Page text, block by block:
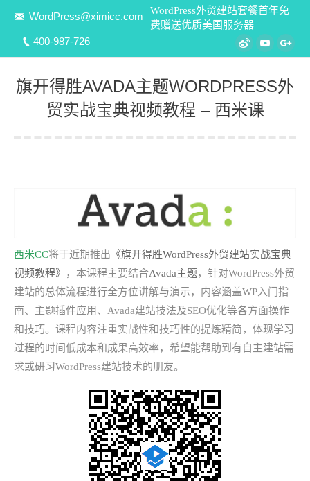
WordPress@ximicc.com
400-987-726
WordPress外贸建站套餐首年免
费赠送优质美国服务器
WeiboYouTube
旗开得胜AVADA主题WORDPRESS外
贸实战宝典视频教程 – 西米课
西米CC将于近期推出 《旗开得胜WordPress外贸建站实战宝典
视频教程》
，本课程主要结合Avada主题，针对WordPress外贸
建站的总体流程进行全方位讲解与演示，内容涵盖WP入门指
南、主题插件应用、Avada建站技法及SEO优化等各方面操作
和技巧。课程内容注重实战性和技巧性的提炼精简，体现学习
过程的时间低成本和成果高效率，希望能帮助到有自主建站需
求或研习WordPress建站技术的朋友。